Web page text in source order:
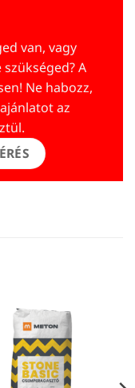
van, vagy
A
Ne habozz,
az